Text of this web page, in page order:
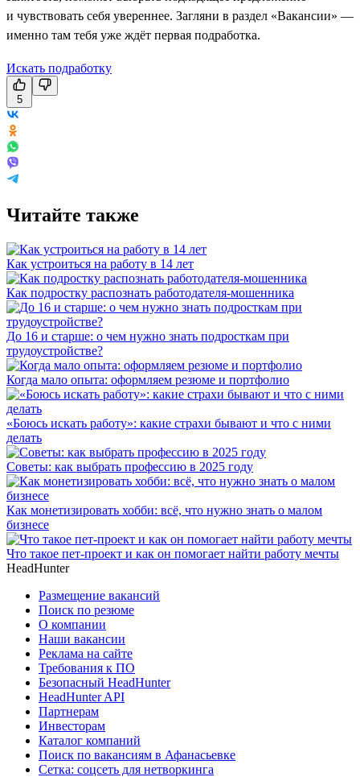
и чувствовать себя увереннее. Загляни в раздел «Вакансии» —
именно там тебя уже ждёт первая подработка.
Искать подработку
5
Читайте также
Как устроиться на работу в 14 лет
Как подростку распознать работодателя-мошенника
До 16 и старше: о чем нужно знать подросткам при
трудоустройстве?
Когда мало опыта: оформляем резюме и портфолио
«Боюсь искать работу»: какие страхи бывают и что с ними
делать
Советы: как выбрать профессию в 2025 году
Как монетизировать хобби: всё, что нужно знать о малом
бизнесе
Что такое пет-проект и как он помогает найти работу мечты
HeadHunter
Размещение вакансий
Поиск по резюме
О компании
Наши вакансии
Реклама на сайте
Требования к ПО
Безопасный HeadHunter
HeadHunter API
Партнерам
Инвесторам
Каталог компаний
Поиск по вакансиям в Афанасьевке
Сетка: соцсеть для нетворкинга